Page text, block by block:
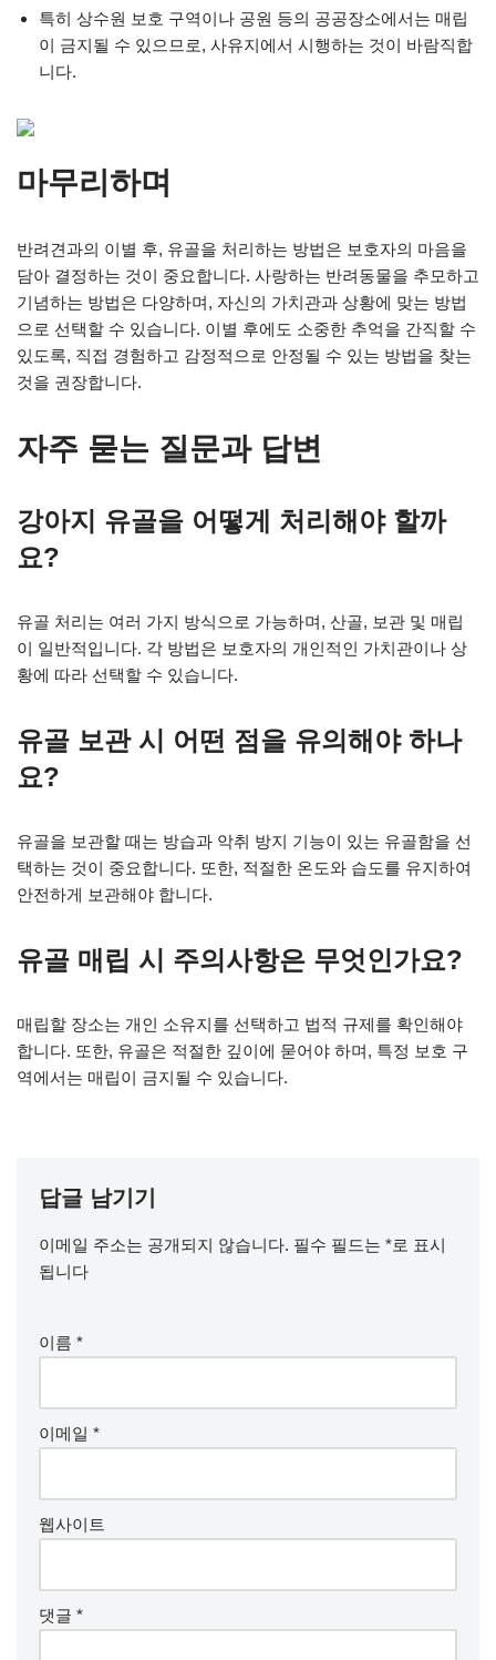
특히 상수원 보호 구역이나 공원 등의 공공장소에서는 매립
이 금지될 수 있으므로, 사유지에서 시행하는 것이 바람직합
니다.
마무리하며
반려견과의 이별 후, 유골을 처리하는 방법은 보호자의 마음을
담아 결정하는 것이 중요합니다. 사랑하는 반려동물을 추모하고
기념하는 방법은 다양하며, 자신의 가치관과 상황에 맞는 방법
으로 선택할 수 있습니다. 이별 후에도 소중한 추억을 간직할 수
있도록, 직접 경험하고 감정적으로 안정될 수 있는 방법을 찾는
것을 권장합니다.
자주 묻는 질문과 답변
강아지 유골을 어떻게 처리해야 할까
요?
유골 처리는 여러 가지 방식으로 가능하며, 산골, 보관 및 매립
이 일반적입니다. 각 방법은 보호자의 개인적인 가치관이나 상
황에 따라 선택할 수 있습니다.
유골 보관 시 어떤 점을 유의해야 하나
요?
유골을 보관할 때는 방습과 악취 방지 기능이 있는 유골함을 선
택하는 것이 중요합니다. 또한, 적절한 온도와 습도를 유지하여
안전하게 보관해야 합니다.
유골 매립 시 주의사항은 무엇인가요?
매립할 장소는 개인 소유지를 선택하고 법적 규제를 확인해야
합니다. 또한, 유골은 적절한 깊이에 묻어야 하며, 특정 보호 구
역에서는 매립이 금지될 수 있습니다.
답글 남기기
이메일 주소는 공개되지 않습니다. 필수 필드는 *로 표시
됩니다
이름 *
이메일 *
웹사이트
댓글 *